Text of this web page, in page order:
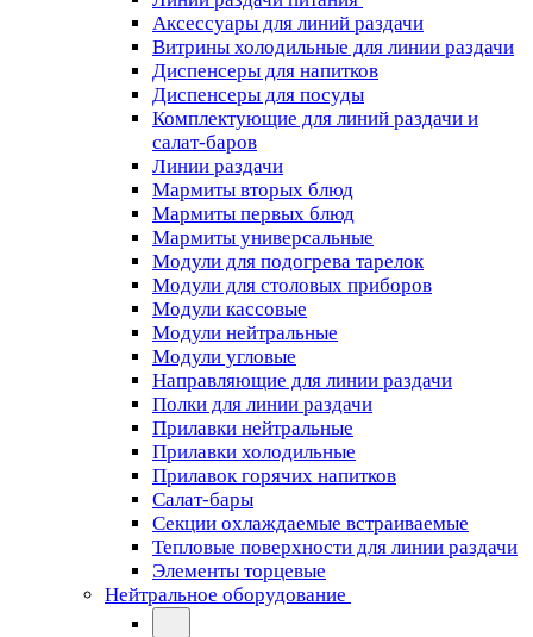
Аксессуары для линий раздачи
Витрины холодильные для линии раздачи
Диспенсеры для напитков
Диспенсеры для посуды
Комплектующие для линий раздачи и
салат-баров
Линии раздачи
Мармиты вторых блюд
Мармиты первых блюд
Мармиты универсальные
Модули для подогрева тарелок
Модули для столовых приборов
Модули кассовые
Модули нейтральные
Модули угловые
Направляющие для линии раздачи
Полки для линии раздачи
Прилавки нейтральные
Прилавки холодильные
Прилавок горячих напитков
Салат-бары
Секции охлаждаемые встраиваемые
Тепловые поверхности для линии раздачи
Элементы торцевые
Нейтральное оборудование